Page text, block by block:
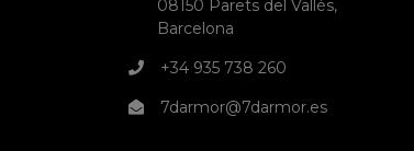
08150 Parets del Vallès,
Barcelona
+34 935 738 260
7darmor@7darmor.es